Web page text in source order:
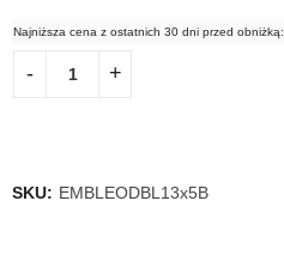
Najniższa cena z ostatnich 30 dni przed obniżką:
SKU: EMBLEODBL13x5B